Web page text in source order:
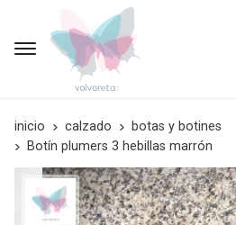
inicio calzado
botas y botines
Botín plumers 3 hebillas marrón